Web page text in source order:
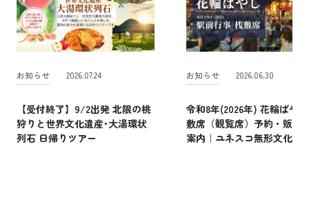
お知らせ 2026.07.24
【受付終了】9/2出発 北限の桃
狩りと世界文化遺産･大湯環状
列石 日帰りツアー
お知らせ 2026.06.30
令和8年(2026年) 花輪ばや
敷席（観覧席）予約・販売
案内｜ユネスコ無形文化遺